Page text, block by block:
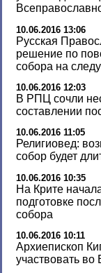
10.06.2016 13:06
Русская
решение по
собора на
10.06.2016 12:03
В РПЦ сочли
составлении
10.06.2016 11:05
Религиовед:
собор будет
10.06.2016 10:35
На Крите
подготовке
собора
10.06.2016 10:11
Архиепископ
участвовать